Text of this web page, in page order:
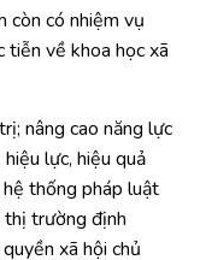
còn có nhiệm vụ
tiễn về khoa học xã
nâng cao năng lực
lực, hiệu quả
thống pháp luật
trường định
xã hội chủ